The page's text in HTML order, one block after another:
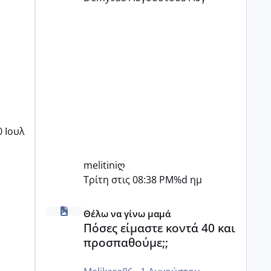
Ιουλ
melitiniღ
Τρίτη στις 08:38 PM%d ημ
Πόσες είμαστε κοντά 40 και προσπαθούμε;;
Θέλω να γίνω μαμά
Πόσες είμαστε κοντά 40 και
προσπαθούμε;;